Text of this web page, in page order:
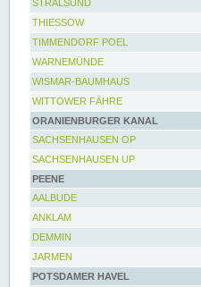
STRALSUND
THIESSOW
TIMMENDORF POEL
WARNEMÜNDE
WISMAR-BAUMHAUS
WITTOWER FÄHRE
ORANIENBURGER KANAL
SACHSENHAUSEN OP
SACHSENHAUSEN UP
PEENE
AALBUDE
ANKLAM
DEMMIN
JARMEN
POTSDAMER HAVEL